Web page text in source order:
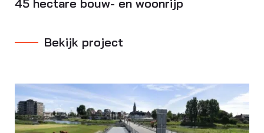
45 hectare bouw- en woonrijp
Bekijk project